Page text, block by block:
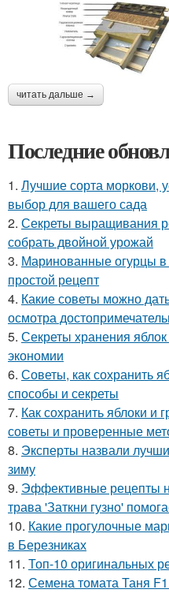
читать дальше →
Последние
1. Лучшие сорта моркови,
выбор для вашего сада
2. Секреты выращивания
собрать двойной урожай
3. Маринованные огурцы в
простой рецепт
4. Какие советы можно
осмотра
5. Секреты хранения
экономии
6. Советы, как сохранить
способы и секреты
7. Как сохранить яблоки
советы и проверенные
8. Эксперты назвали
зиму
9. Эффективные рецепты
трава 'Заткни гузно'
10. Какие прогулочные
в Березниках
11. Топ-10 оригинальных
12. Семена томата Таня